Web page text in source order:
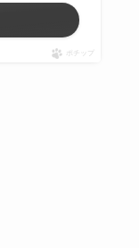
ポチップ